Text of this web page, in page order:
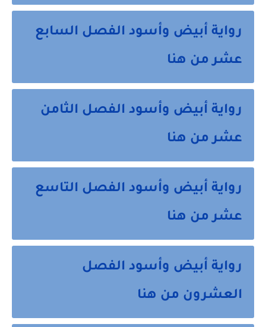
رواية أبيض وأسود الفصل السابع
عشر من هنا
رواية أبيض وأسود الفصل الثامن
عشر من هنا
رواية أبيض وأسود الفصل التاسع
عشر من هنا
رواية أبيض وأسود الفصل
العشرون من هنا